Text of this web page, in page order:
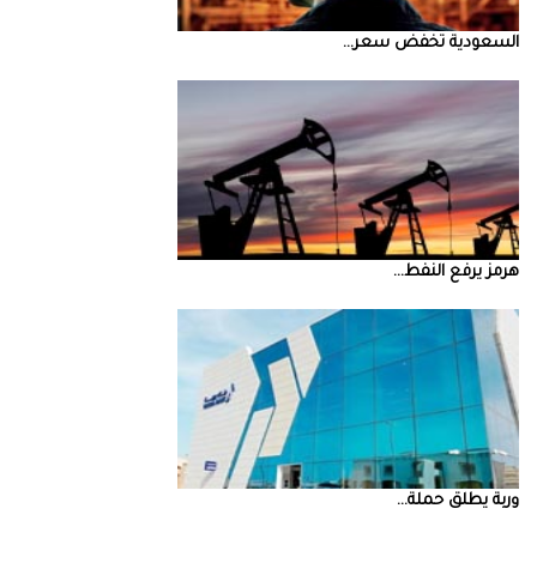
السعودية‭ ‬تخفض‭ ‬سعر‭ ...
‮‬هرمز‮‬‭ ‬يرفع‭ ‬النفط‭ ...
‮‬وربة‮‬‭ ‬يطلق‭ ‬حملة‭ ...